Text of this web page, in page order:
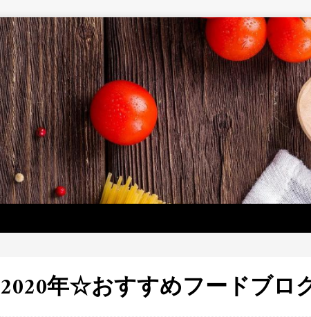
2020年☆おすすめフードブロ